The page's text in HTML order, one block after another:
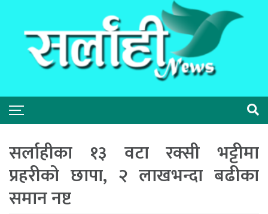
सर्लाहीका १३ वटा रक्सी भट्टीमा
प्रहरीको छापा, २ लाखभन्दा बढीका
समान नष्ट